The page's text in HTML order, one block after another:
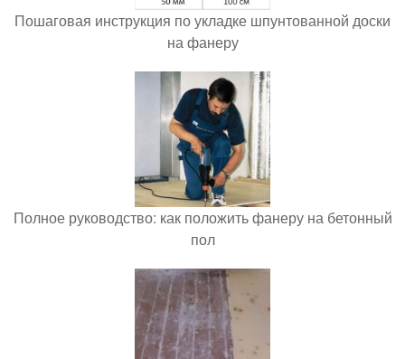
Пошаговая инструкция по укладке шпунтованной доски
на фанеру
Полное руководство: как положить фанеру на бетонный
пол